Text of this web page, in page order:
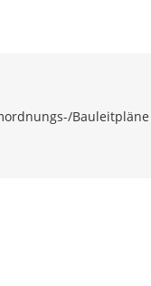
Bauleitpläne